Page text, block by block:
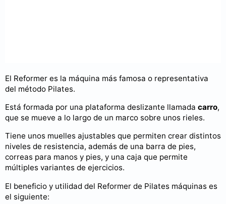
El Reformer es la máquina más famosa o representativa
del método Pilates.
Está formada por una plataforma deslizante llamada carro,
que se mueve a lo largo de un marco sobre unos rieles.
Tiene unos muelles ajustables que permiten crear distintos
niveles de resistencia, además de una barra de pies,
correas para manos y pies, y una caja que permite
múltiples variantes de ejercicios.
El beneficio y utilidad del Reformer de Pilates máquinas es
el siguiente: